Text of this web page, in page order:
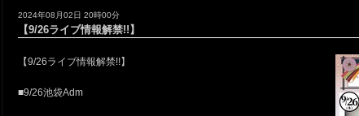
2024年08月02日 20時00分
【9/26ライブ情報解禁!!】
【9/26ライブ情報解禁!!】
■9/26池袋Adm